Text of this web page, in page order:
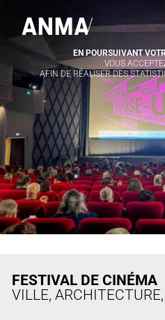
FESTIVAL DE CINÉMA
VILLE,
EN POURSUIVANT
VOUS
AFIN DE RÉALISER DES